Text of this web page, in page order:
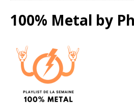
100% Metal by